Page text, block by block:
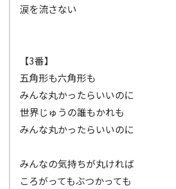
涙を流さない
【3番】
五角形も六角形も
みんな丸かったらいいのに
世界じゅうの誰もかれも
みんな丸かったらいいのに
みんなの気持ちが丸ければ
ころがってもぶつかっても